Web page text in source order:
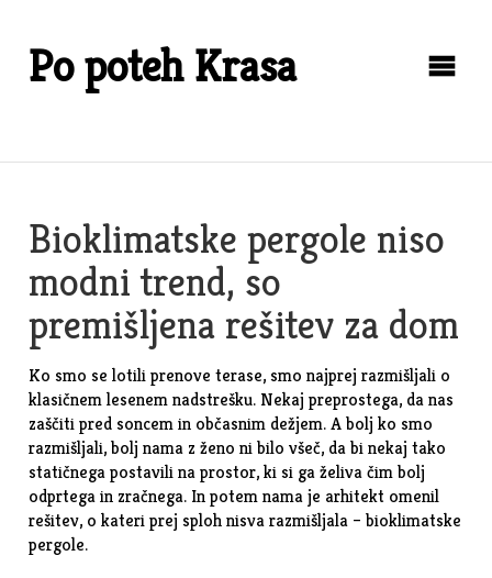
contentPo poteh Krasa
Bioklimatske pergole niso
modni trend, so
premišljena rešitev za dom
Ko smo se lotili prenove terase, smo najprej razmišljali o
klasičnem lesenem nadstrešku. Nekaj preprostega, da nas
zaščiti pred soncem in občasnim dežjem. A bolj ko smo
razmišljali, bolj nama z ženo ni bilo všeč, da bi nekaj tako
statičnega postavili na prostor, ki si ga želiva čim bolj
odprtega in zračnega. In potem nama je arhitekt omenil
rešitev, o kateri prej sploh nisva razmišljala –bioklimatske
pergole.